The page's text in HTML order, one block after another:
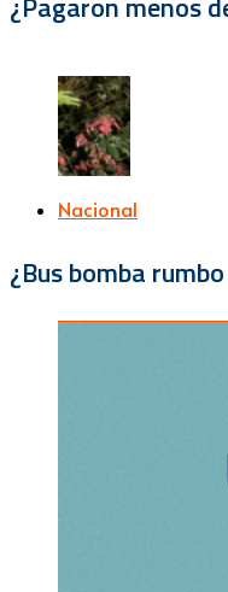
Nacional
¿Bus bomba